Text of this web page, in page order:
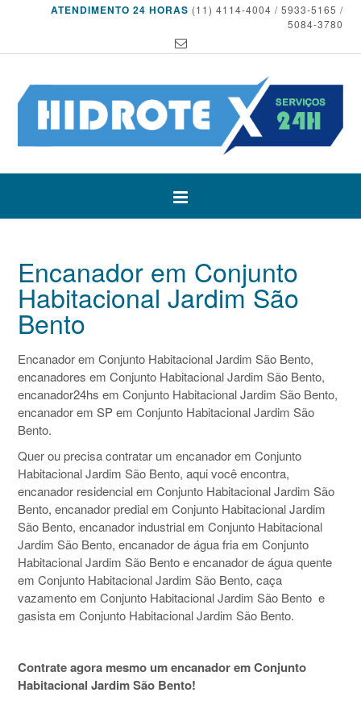
ATENDIMENTO 24 HORAS (11) 4114-4004 / 5933-5165 /
5084-3780
Encanador em Conjunto
Habitacional Jardim São
Bento
Encanador em Conjunto Habitacional Jardim São Bento,
encanadores em Conjunto Habitacional Jardim São Bento,
encanador24hs em Conjunto Habitacional Jardim São Bento,
encanador em SP em Conjunto Habitacional Jardim São
Bento.
Quer ou precisa contratar um encanador em Conjunto
Habitacional Jardim São Bento, aqui você encontra,
encanador residencial em Conjunto Habitacional Jardim São
Bento, encanador predial em Conjunto Habitacional Jardim
São Bento, encanador industrial em Conjunto Habitacional
Jardim São Bento, encanador de água fria em Conjunto
Habitacional Jardim São Bento e encanador de água quente
em Conjunto Habitacional Jardim São Bento, caça
vazamento em Conjunto Habitacional Jardim São Bento e
gasista em Conjunto Habitacional Jardim São Bento.
Contrate agora mesmo um encanador em Conjunto
Habitacional Jardim São Bento!